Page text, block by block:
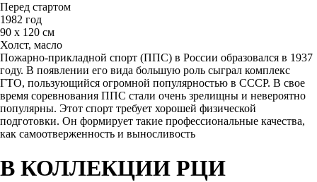
Перед стартом
1982 год
90 х 120 см
Холст, масло
Пожарно-прикладной спорт (ППС) в России образовался в 1937
году. В появлении его вида большую роль сыграл комплекс
ГТО, пользующийся огромной популярностью в СССР. В свое
время соревнования ППС стали очень зрелищны и невероятно
популярны. Этот спорт требует хорошей физической
подготовки. Он формирует такие профессиональные качества,
как самоотверженность и выносливость
В КОЛЛЕКЦИИ РЦИ